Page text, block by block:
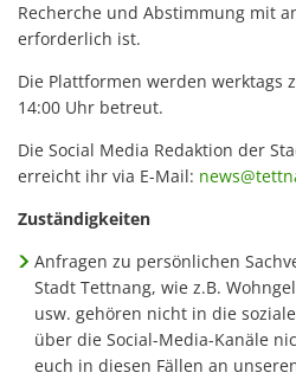
Recherche und Abstimmung mit
erforderlich ist.
Die Plattformen werden werktags
14:00 Uhr betreut.
Die Social Media Redaktion der
erreicht ihr via E-Mail:
Zuständigkeiten
Anfragen zu persönlichen
Stadt Tettnang, wie z.B.
usw. gehören nicht in die
über die Social-Media-Kanäle
euch in diesen Fällen an